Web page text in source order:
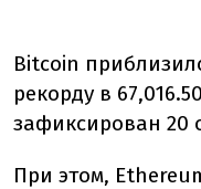
Bitcoin
рекорду в
зафиксирован 20
При этом,